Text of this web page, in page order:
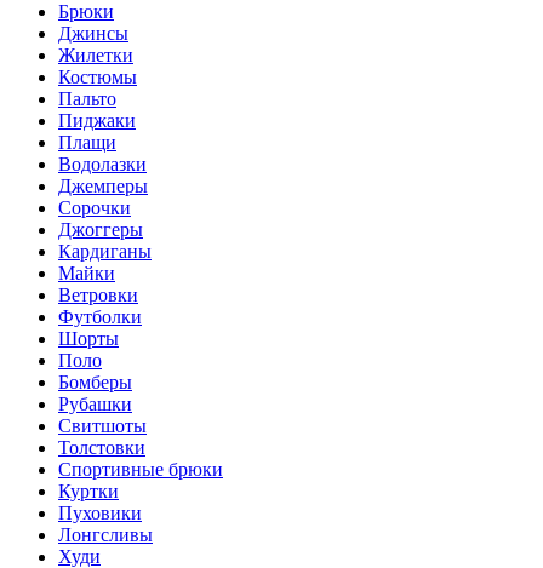
Брюки
Джинсы
Жилетки
Костюмы
Пальто
Пиджаки
Плащи
Водолазки
Джемперы
Сорочки
Джоггеры
Кардиганы
Майки
Ветровки
Футболки
Шорты
Поло
Бомберы
Рубашки
Свитшоты
Толстовки
Спортивные брюки
Куртки
Пуховики
Лонгсливы
Худи